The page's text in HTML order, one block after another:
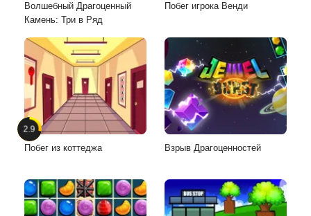
Волшебный Драгоценный
Камень: Три в Ряд
Побег игрока Венди
2.9
Побег из коттеджа Взрыв Драгоценностей